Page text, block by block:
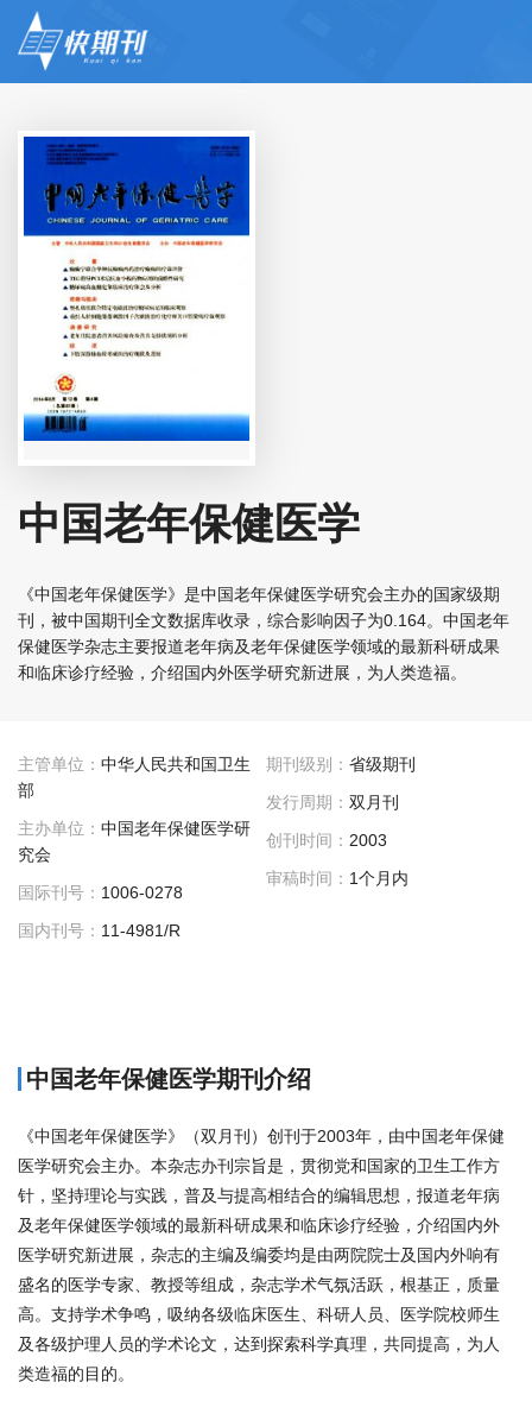
中国老年保健医学
《中国老年保健医学》是中国老年保健医学研究会主办的国家级期
刊，被中国期刊全文数据库收录，综合影响因子为0.164。中国老年
保健医学杂志主要报道老年病及老年保健医学领域的最新科研成果
和临床诊疗经验，介绍国内外医学研究新进展，为人类造福。
主管单位： 中华人民共和国卫生
部
主办单位： 中国老年保健医学研
究会
国际刊号： 1006-0278
国内刊号： 11-4981/R
期刊级别： 省级期刊
发行周期： 双月刊
创刊时间： 2003
审稿时间： 1个月内
中国老年保健医学期刊介绍
《中国老年保健医学》（双月刊）创刊于2003年，由中国老年保健
医学研究会主办。本杂志办刊宗旨是，贯彻党和国家的卫生工作方
针，坚持理论与实践，普及与提高相结合的编辑思想，报道老年病
及老年保健医学领域的最新科研成果和临床诊疗经验，介绍国内外
医学研究新进展，杂志的主编及编委均是由两院院士及国内外响有
盛名的医学专家、教授等组成，杂志学术气氛活跃，根基正，质量
高。支持学术争鸣，吸纳各级临床医生、科研人员、医学院校师生
及各级护理人员的学术论文，达到探索科学真理，共同提高，为人
类造福的目的。